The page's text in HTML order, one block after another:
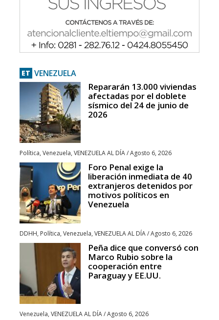
ET VENEZUELA
Repararán 13.000 viviendas
afectadas por el doblete
sísmico del 24 de junio de
2026
Política, Venezuela, VENEZUELA AL DÍA/Agosto 6, 2026
Foro Penal exige la
liberación inmediata de 40
extranjeros detenidos por
motivos políticos en
Venezuela
DDHH, Política, Venezuela, VENEZUELA AL DÍA/Agosto 6, 2026
Peña dice que conversó con
Marco Rubio sobre la
cooperación entre
Paraguay y EE.UU.
Venezuela, VENEZUELA AL DÍA/Agosto 6, 2026